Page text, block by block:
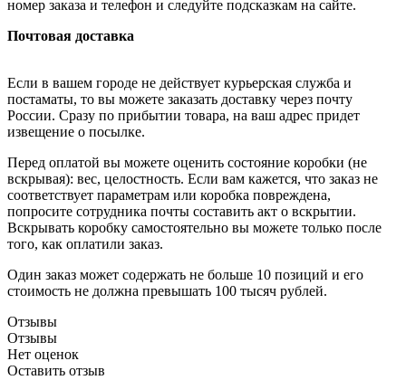
номер заказа и телефон и следуйте подсказкам на сайте.
Почтовая доставка
Если в вашем городе не действует курьерская служба и
постаматы, то вы можете заказать доставку через почту
России. Сразу по прибытии товара, на ваш адрес придет
извещение о посылке.
Перед оплатой вы можете оценить состояние коробки (не
вскрывая): вес, целостность. Если вам кажется, что заказ не
соответствует параметрам или коробка повреждена,
попросите сотрудника почты составить акт о вскрытии.
Вскрывать коробку самостоятельно вы можете только после
того, как оплатили заказ.
Один заказ может содержать не больше 10 позиций и его
стоимость не должна превышать 100 тысяч рублей.
Отзывы
Отзывы
Нет оценок
Оставить отзыв